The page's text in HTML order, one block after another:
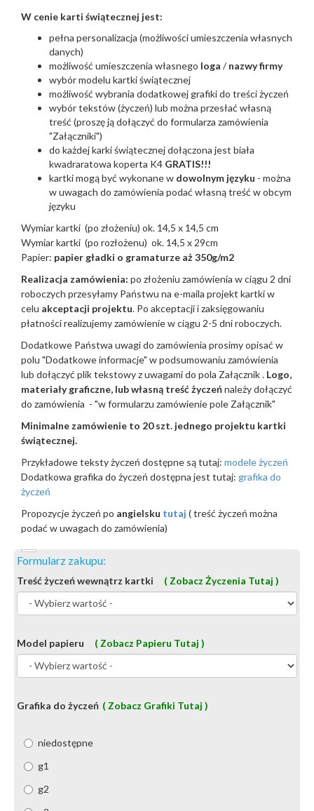
W cenie karti świątecznej jest:
pełna personalizacja (możliwości umieszczenia własnych
danych)
możliwość umieszczenia własnego loga /nazwy firmy
wybór modelu kartki świątecznej
możliwość wybrania dodatkowej grafiki do treści życzeń
wybór tekstów (życzeń) lub można przesłać własną
treść (proszę ją dołączyć do formularza zamówienia
"Załączniki")
do każdej karki świątecznej dołączona jest biała
kwadraratowa koperta K4 GRATIS!!!
kartki mogą być wykonane w dowolnym języku - można
w uwagach do zamówienia podać własną treść w obcym
języku
Wymiar kartki (po złożeniu) ok. 14,5 x 14,5 cm
Wymiar kartki (po rozłożenu) ok. 14,5 x 29cm
Papier: papier gładki o gramaturze aż 350g/m2
Realizacja zamówienia: po złożeniu zamówienia w ciągu 2 dni
roboczych przesyłamy Państwu na e-maila projekt kartki w
celu akceptacji projektu. Po akceptacji i zaksięgowaniu
płatności realizujemy zamówienie w ciągu 2-5 dni roboczych.
Dodatkowe Państwa uwagi do zamówienia prosimy opisać w
polu "Dodatkowe informacje" w podsumowaniu zamówienia
lub dołączyć plik tekstowy z uwagami do pola Załącznik . Logo,
materiały graficzne, lub własną treść życzeńnależy dołączyć
do zamówienia - "w formularzu zamówienie pole Załącznik"
Minimalne zamówienie to 20 szt. jednego projektu kartki
świątecznej.
Przykładowe teksty życzeń dostępne są tutaj: modele życzeń
Dodatkowa grafika do życzeń dostępna jest tutaj: grafika do
życzeń
Propozycje życzeń po angielsku tutaj ( treść życzeń można
podać w uwagach do zamówienia)
Formularz zakupu:
Treść życzeń wewnątrz kartki ( Zobacz Życzenia Tutaj )
Model papieru ( Zobacz Papieru Tutaj )
Grafika do życzeń ( Zobacz Grafiki Tutaj )
niedostępne
g1
g2